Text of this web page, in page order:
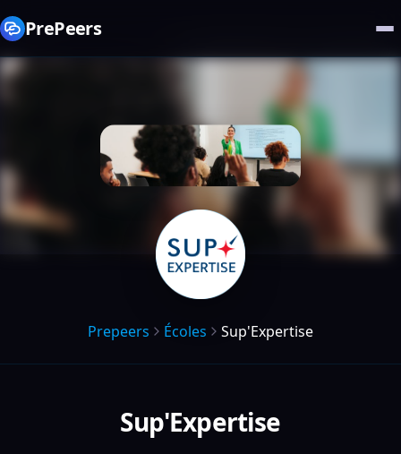
PrePeers
Prepeers Écoles Sup'Expertise
Sup'Expertise